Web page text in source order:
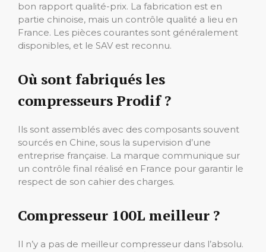
bon rapport qualité-prix. La fabrication est en
partie chinoise, mais un contrôle qualité a lieu en
France. Les pièces courantes sont généralement
disponibles, et le SAV est reconnu.
Où sont fabriqués les
compresseurs Prodif ?
Ils sont assemblés avec des composants souvent
sourcés en Chine, sous la supervision d’une
entreprise française. La marque communique sur
un contrôle final réalisé en France pour garantir le
respect de son cahier des charges.
Compresseur 100L meilleur ?
Il n’y a pas de meilleur compresseur dans l’absolu.